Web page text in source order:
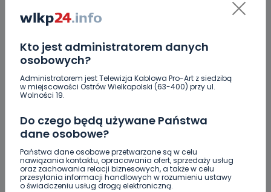
Kto jest administratorem danych
osobowych?
Administratorem jest Telewizja Kablowa Pro-Art z siedzibą
w miejscowości Ostrów Wielkopolski (63-400) przy ul.
Wolności 19.
Do czego będą używane Państwa
dane osobowe?
Państwa dane osobowe przetwarzane są w celu
nawiązania kontaktu, opracowania ofert, sprzedaży usług
oraz zachowania relacji biznesowych, a także w celu
przesyłania informacji handlowych w rozumieniu ustawy
o świadczeniu usług drogą elektroniczną.
Crossfit kolejny raz opanuje
Krotoszyn.…
"Niezwykli ludzie, niezwykłe podróże, niezwykłe
Jak prawidłowo kosić trawę w czasie letnich
upałów?
Zderzenie kilku aut na DK25. Duże korki